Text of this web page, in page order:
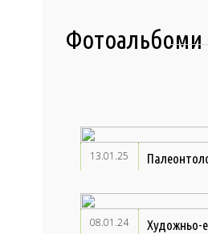
Фотоальбоми
13.01.25
08.01.24 Художньо-